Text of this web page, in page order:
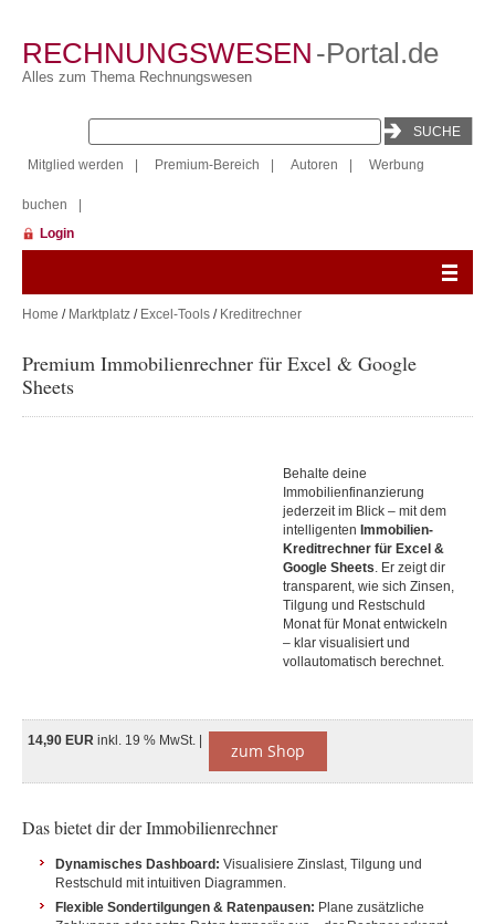
RECHNUNGSWESEN -Portal.de
Alles zum Thema Rechnungswesen
Mitglied werden Premium-Bereich Autoren Werbung
buchen
Login
Home / Marktplatz / Excel-Tools / Kreditrechner
Premium Immobilienrechner für Excel & Google
Sheets
Behalte deine
Immobilienfinanzierung
jederzeit im Blick – mit dem
intelligenten Immobilien-
Kreditrechner für Excel &
Google Sheets. Er zeigt dir
transparent, wie sich Zinsen,
Tilgung und Restschuld
Monat für Monat entwickeln
– klar visualisiert und
vollautomatisch berechnet.
14,90 EUR inkl. 19 % MwSt. | zum Shop
Das bietet dir der Immobilienrechner
Dynamisches Dashboard: Visualisiere Zinslast, Tilgung und
Restschuld mit intuitiven Diagrammen.
Flexible Sondertilgungen & Ratenpausen: Plane zusätzliche